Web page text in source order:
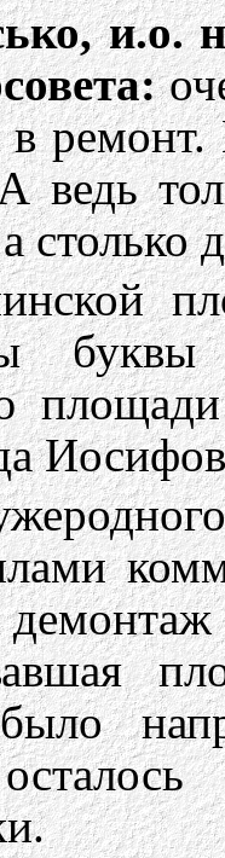
и.о.
ремонт.
ведь
столько
было